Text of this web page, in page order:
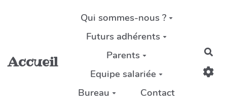
Aller au contenu principal
Accueil
Qui sommes-nous ?
Futurs adhérents
Parents
Equipe salariée
Bureau
Contact